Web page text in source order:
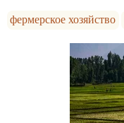
фермерское хозяйство